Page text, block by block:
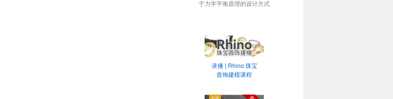
于力学平衡原理的设计方式
录播 | Rhino 珠宝
首饰建模课程